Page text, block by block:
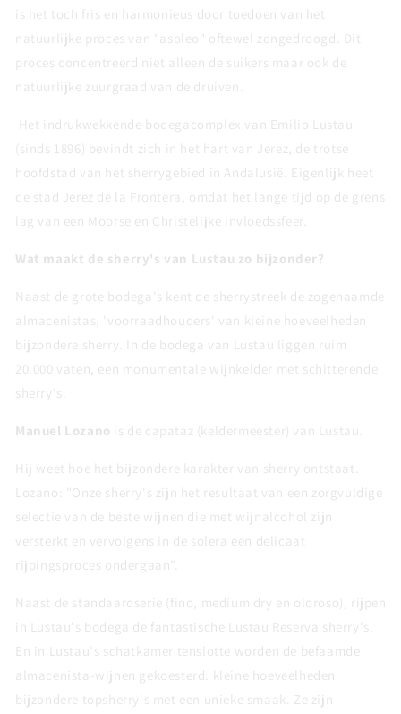
is het toch fris en harmonieus door toedoen van het
natuurlijke proces van "asoleo" oftewel zongedroogd. Dit
proces concentreerd niet alleen de suikers maar ook de
natuurlijke zuurgraad van de druiven.
Het indrukwekkende bodegacomplex van Emilio Lustau
(sinds 1896) bevindt zich in het hart van Jerez, de trotse
hoofdstad van het sherrygebied in Andalusië. Eigenlijk heet
de stad Jerez de la Frontera, omdat het lange tijd op de grens
lag van een Moorse en Christelijke invloedssfeer.
Wat maakt de sherry's van Lustau zo bijzonder?
Naast de grote bodega's kent de sherrystreek de zogenaamde
almacenistas, 'voorraadhouders' van kleine hoeveelheden
bijzondere sherry. In de bodega van Lustau liggen ruim
20.000 vaten, een monumentale wijnkelder met schitterende
sherry's.
Manuel Lozano is de capataz (keldermeester) van Lustau.
Hij weet hoe het bijzondere karakter van sherry ontstaat.
Lozano: "Onze sherry's zijn het resultaat van een zorgvuldige
selectie van de beste wijnen die met wijnalcohol zijn
versterkt en vervolgens in de solera een delicaat
rijpingsproces ondergaan".
Naast de standaardserie (fino, medium dry en oloroso), rijpen
in Lustau's bodega de fantastische Lustau Reserva sherry's.
En in Lustau's schatkamer tenslotte worden de befaamde
almacenista-wijnen gekoesterd: kleine hoeveelheden
bijzondere topsherry's met een unieke smaak. Ze zijn